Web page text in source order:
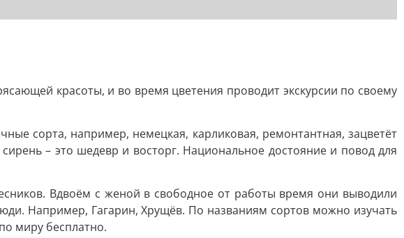
красоты, и во время цветения проводит экскурсии по своему
сорта, например, немецкая, карликовая, ремонтантная, зацветёт
– это шедевр и восторг. Национальное достояние и повод для
Вдвоём с женой в свободное от работы время они выводили
Например, Гагарин, Хрущёв. По названиям сортов можно изучать
миру бесплатно.